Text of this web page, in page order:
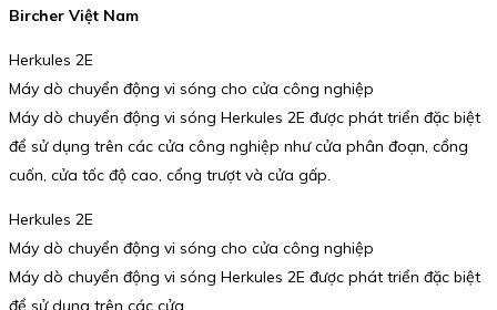
Bircher Việt Nam
Herkules 2E
Máy dò chuyển động vi sóng cho cửa công nghiệp
Máy dò chuyển động vi sóng Herkules 2E được phát triển đặc biệt
để sử dụng trên các cửa công nghiệp như cửa phân đoạn, cổng
cuốn, cửa tốc độ cao, cổng trượt và cửa gấp.
Herkules 2E
Máy dò chuyển động vi sóng cho cửa công nghiệp
Máy dò chuyển động vi sóng Herkules 2E được phát triển đặc biệt
để sử dụng trên các cửa